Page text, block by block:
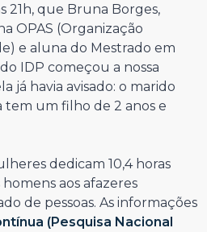
21h, que Bruna Borges,
OPAS (Organização
e aluna do Mestrado em
IDP começou a nossa
já havia avisado: o marido
tem um filho de 2 anos e
dedicam 10,4 horas
aos afazeres
de pessoas. As informações
(Pesquisa Nacional